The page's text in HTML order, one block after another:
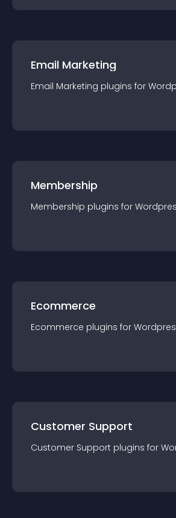
Email Marketing
Email Marketing plugins for
Membership
Membership plugins for
Ecommerce
Ecommerce plugins for
Customer Support
Customer Support plugins for